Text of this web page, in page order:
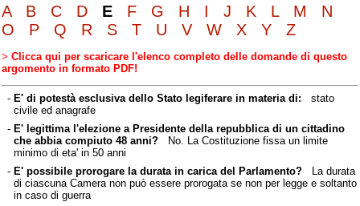
A B C D E F G H I J K L M
N
O
P Q R S T U V W X Y Z
> Clicca qui per scaricare l'elenco completo delle domande di questo
argomento in formato PDF!
- E' di potestà esclusiva dello Stato legiferare in materia di: stato
civile ed anagrafe
- E' legittima l'elezione a Presidente della repubblica di un cittadino
che abbia compiuto 48 anni?No. La Costituzione fissa un limite
minimo di eta' in 50 anni
- E' possibile prorogare la durata in carica del Parlamento?La durata
di ciascuna Camera non può essere prorogata se non per legge e soltanto
in caso di guerra